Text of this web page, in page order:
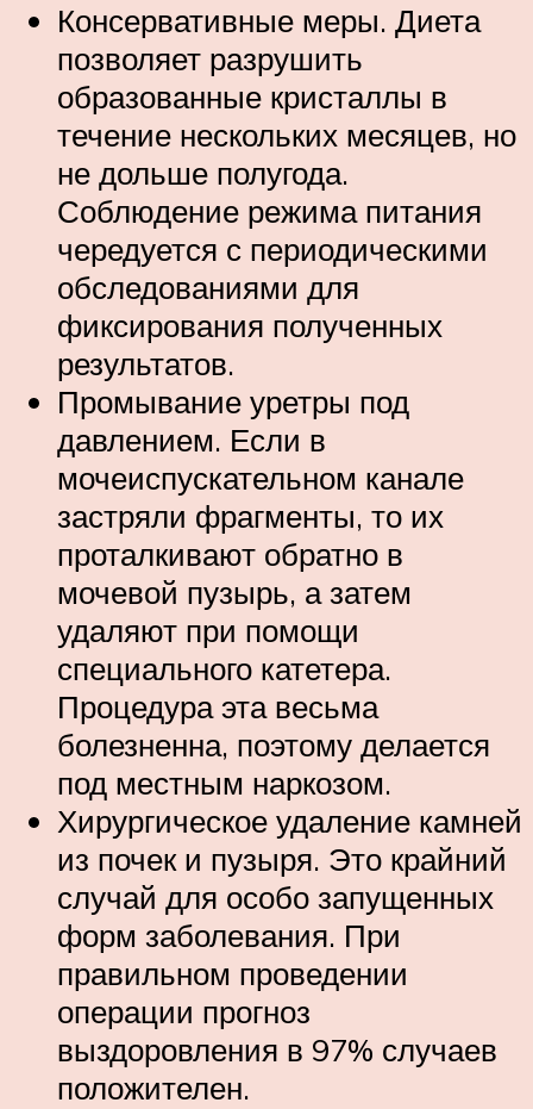
Консервативные меры. Диета
позволяет разрушить
образованные кристаллы в
течение нескольких месяцев, но
не дольше полугода.
Соблюдение режима питания
чередуется с периодическими
обследованиями для
фиксирования полученных
результатов.
Промывание уретры под
давлением. Если в
мочеиспускательном канале
застряли фрагменты, то их
проталкивают обратно в
мочевой пузырь, а затем
удаляют при помощи
специального катетера.
Процедура эта весьма
болезненна, поэтому делается
под местным наркозом.
Хирургическое удаление камней
из почек и пузыря. Это крайний
случай для особо запущенных
форм заболевания. При
правильном проведении
операции прогноз
выздоровления в 97% случаев
положителен.